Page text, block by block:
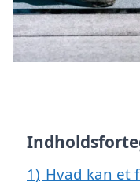
1) Hvad kan et